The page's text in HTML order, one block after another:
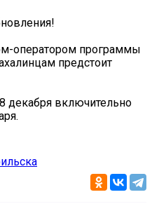
оператором программы
предстоит
декабря включительно